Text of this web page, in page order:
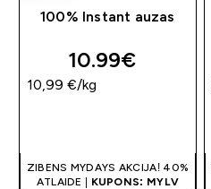
100% Instant auzas
10.99€‎
10,99 €‎/kg
ZIBENS MYDAYS AKCIJA! 40%
ATLAIDE | KUPONS: MYLV